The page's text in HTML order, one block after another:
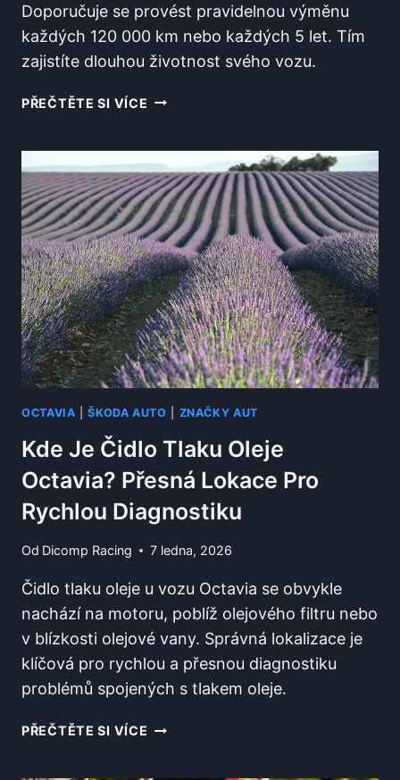
Doporučuje se provést pravidelnou výměnu
každých 120 000 km nebo každých 5 let. Tím
zajistíte dlouhou životnost svého vozu.
PŘEČTĚTE SI VÍCE KDY
OCTAVIA
3?
SPRÁVNÉ
INTERVALY
PRO
DLOUHOU
ŽIVOTNOST
OCTAVIA |ŠKODA AUTO ZNAČKY AUT
Kde Je Čidlo Tlaku Oleje
Octavia? Přesná Lokace Pro
Rychlou Diagnostiku
Od Dicomp Racing 7 ledna, 2026
Čidlo tlaku oleje u vozu Octavia se obvykle
nachází na motoru, poblíž olejového filtru nebo
v blízkosti olejové vany. Správná lokalizace je
klíčová pro rychlou a přesnou diagnostiku
problémů spojených s tlakem oleje.
PŘEČTĚTE SI VÍCE KDE